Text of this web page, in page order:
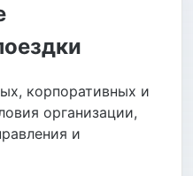
корпоративных и
организации,
и